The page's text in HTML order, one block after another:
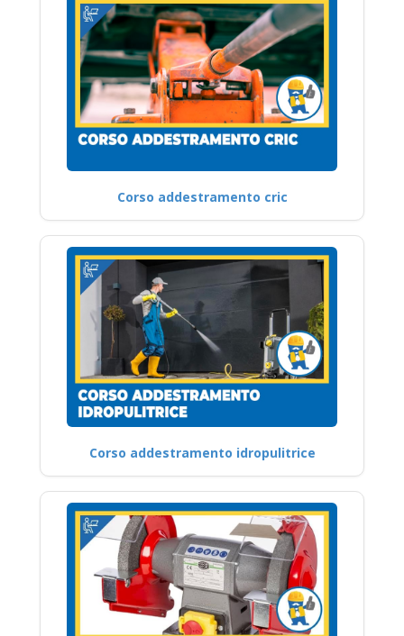
Corso addestramento cric
Corso addestramento idropulitrice